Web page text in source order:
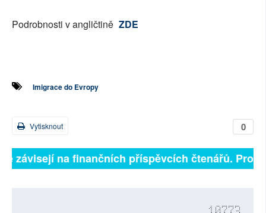
Podrobnosti v angličtině ZDE
Imigrace do Evropy
0
Vytisknout
závisejí na finančních příspěvcích čtenářů.